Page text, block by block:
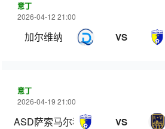
意丁
2026-04-12 21:00
加尔维纳 VS
意丁
2026-04-19 21:00
ASD萨索马尔科尼 VS